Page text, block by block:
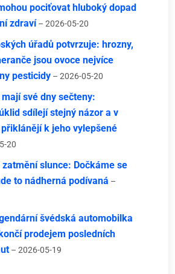
pociťovat hluboký dopad
zdraví – 2026-05-20
úřadů potvrzuje: hrozny,
jsou ovoce nejvíce
pesticidy – 2026-05-20
své dny sečteny:
sdílejí stejný názor a v
k jeho vylepšené
20
zatmění slunce: Dočkáme se
to nádherná podívaná –
švédská automobilka
prodejem posledních
– 2026-05-19